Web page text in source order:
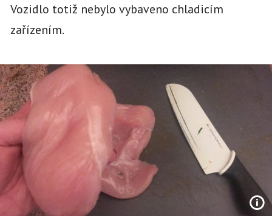
Vozidlo totiž nebylo vybaveno chladicím
zařízením.